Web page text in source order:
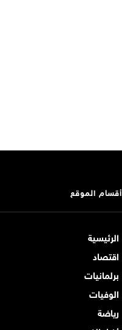
أقسام الموقع
الرئيسية
اقتصاد
برلمانيات
الوفيات
رياضة